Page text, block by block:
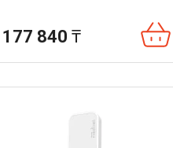
177 840 ₸